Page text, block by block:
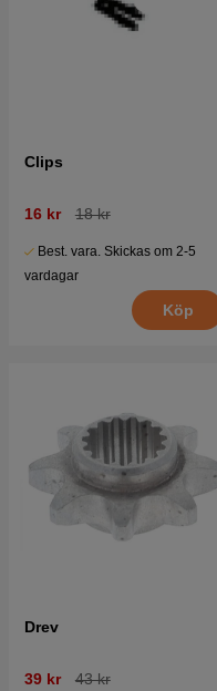
Clips
16 kr 18 kr
Best. vara. Skickas om 2-5
vardagar
Köp
Drev
39 kr 43 kr